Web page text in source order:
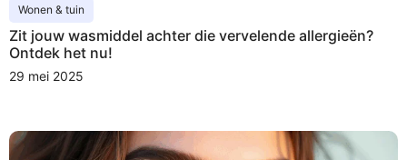
Wonen & tuin
Zit jouw wasmiddel achter die vervelende allergieën?
Ontdek het nu!
29 mei 2025